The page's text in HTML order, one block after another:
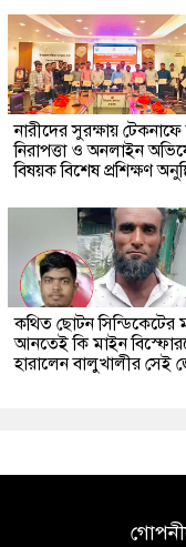
নারীদের সুরক্ষায়
নিরাপত্তা ও অনলাইন
বিষয়ক বিশেষ প্রশিক্ষণ
কথিত ছোটন সিন্ডিকেটের
আনতেই কি মাইন
হারালেন বালুখালীর সেই